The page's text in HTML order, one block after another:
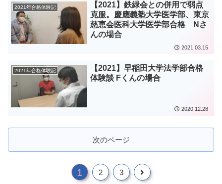
2021年合格体験記
【2021】鉄緑会との併用で弱点
克服。慶應義塾大学医学部、東京
慈恵会医科大学医学部合格 Nさ
んの場合
2021.03.15
2021年合格体験記
【2021】早稲田大学法学部合格
体験談 Fくんの場合
2020.12.28
次のページ
1 2 3
次